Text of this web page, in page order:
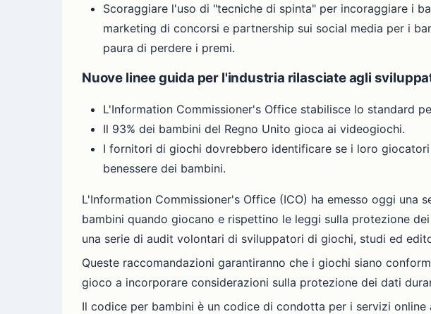
Scoraggiare l'uso di "tecniche di spinta" per incoraggiare i
marketing di concorsi e partnership sui social media per i
paura di perdere i premi.
Nuove linee guida per l'industria rilasciate agli
L'Information Commissioner's Office stabilisce lo standard
Il 93% dei bambini del Regno Unito gioca ai videogiochi.
I fornitori di giochi dovrebbero identificare se i loro
benessere dei bambini.
L'Information Commissioner's Office (ICO) ha emesso oggi
bambini quando giocano e rispettino le leggi sulla protezione
una serie di audit volontari di sviluppatori di giochi, studi ed
Queste raccomandazioni garantiranno che i giochi siano
gioco a incorporare considerazioni sulla protezione dei dati
Il codice per bambini è un codice di condotta per i servizi